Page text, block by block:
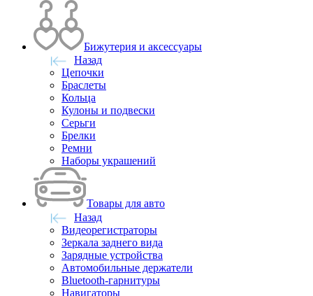
Бижутерия и аксессуары
Назад
Цепочки
Браслеты
Кольца
Кулоны и подвески
Серьги
Брелки
Ремни
Наборы украшений
Товары для авто
Назад
Видеорегистраторы
Зеркала заднего вида
Зарядные устройства
Автомобильные держатели
Bluetooth-гарнитуры
Навигаторы